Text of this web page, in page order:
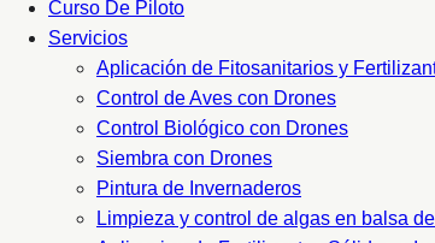
Curso De Piloto
Servicios
Aplicación de Fitosanitarios y
Control de Aves con Drones
Control Biológico con Drones
Siembra con Drones
Pintura de Invernaderos
Limpieza y control de algas en balsa